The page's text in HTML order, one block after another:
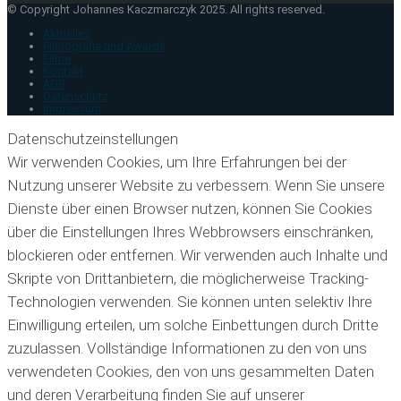
© Copyright Johannes Kaczmarczyk 2025. All rights reserved.
Aktuelles
Filmografie und Awards
Filme
Kontakt
AGB
Datenschutz
Impressum
Datenschutzeinstellungen
Wir verwenden Cookies, um Ihre Erfahrungen bei der
Nutzung unserer Website zu verbessern. Wenn Sie unsere
Dienste über einen Browser nutzen, können Sie Cookies
über die Einstellungen Ihres Webbrowsers einschränken,
blockieren oder entfernen. Wir verwenden auch Inhalte und
Skripte von Drittanbietern, die möglicherweise Tracking-
Technologien verwenden. Sie können unten selektiv Ihre
Einwilligung erteilen, um solche Einbettungen durch Dritte
zuzulassen. Vollständige Informationen zu den von uns
verwendeten Cookies, den von uns gesammelten Daten
und deren Verarbeitung finden Sie auf unserer